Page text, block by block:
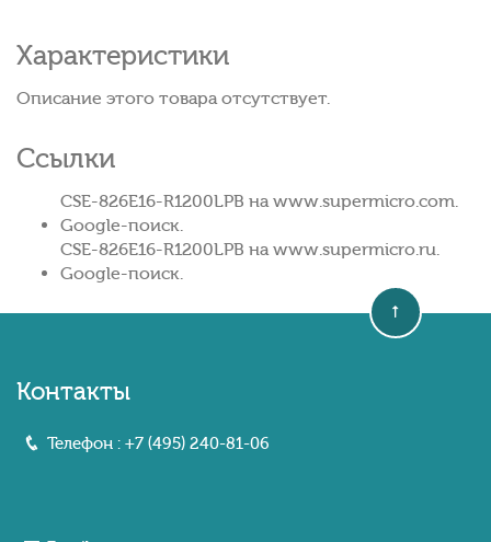
Характеристики
Описание этого товара отсутствует.
Ссылки
CSE-826E16-R1200LPB на www.supermicro.com.
Google-поиск.
CSE-826E16-R1200LPB на www.supermicro.ru.
Google-поиск.
Контакты
Телефон : +7 (495) 240-81-06